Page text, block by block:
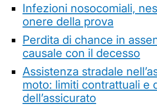
Infezioni nosocomiali,
onere della prova
Perdita di chance in
causale con il decesso
Assistenza stradale
moto: limiti contrattuali e
dell’assicurato